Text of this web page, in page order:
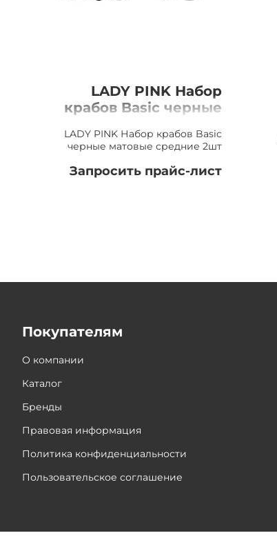
LADY PINK Набор
крабов Basic черные
2шт
LADY PINK Набор крабов Basic
черные матовые средние 2шт
Запросить прайс-лист
Покупателям
О компании
Каталог
Бренды
Правовая информация
Политика конфиденциальности
Пользовательское соглашение